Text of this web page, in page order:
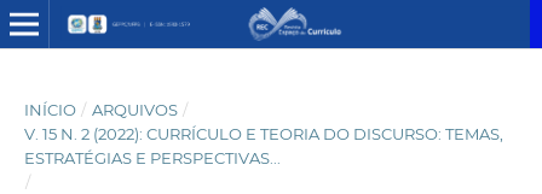
INÍCIO / ARQUIVOS /
V. 15 N. 2 (2022): CURRÍCULO E TEORIA DO DISCURSO: TEMAS,
ESTRATÉGIAS E PERSPECTIVAS...
/